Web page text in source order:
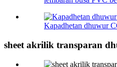
Kapadhetan dhuwur
sheet akrilik transparan